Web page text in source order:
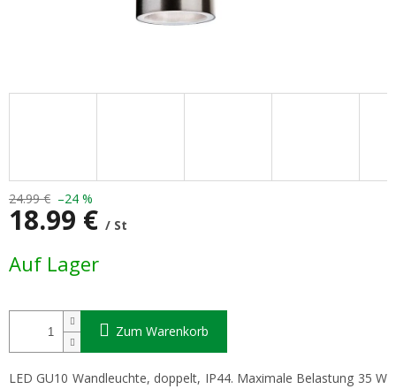
24.99 € –24 %
18.99 € / St
Auf Lager
Zum Warenkorb
LED GU10 Wandleuchte, doppelt, IP44. Maximale Belastung 35 W